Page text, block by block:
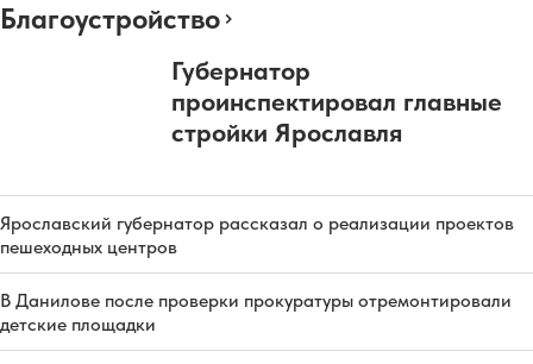
Благоустройство
Губернатор
проинспектировал главные
стройки Ярославля
Ярославский губернатор рассказал о реализации проектов
пешеходных центров
В Данилове после проверки прокуратуры отремонтировали
детские площадки